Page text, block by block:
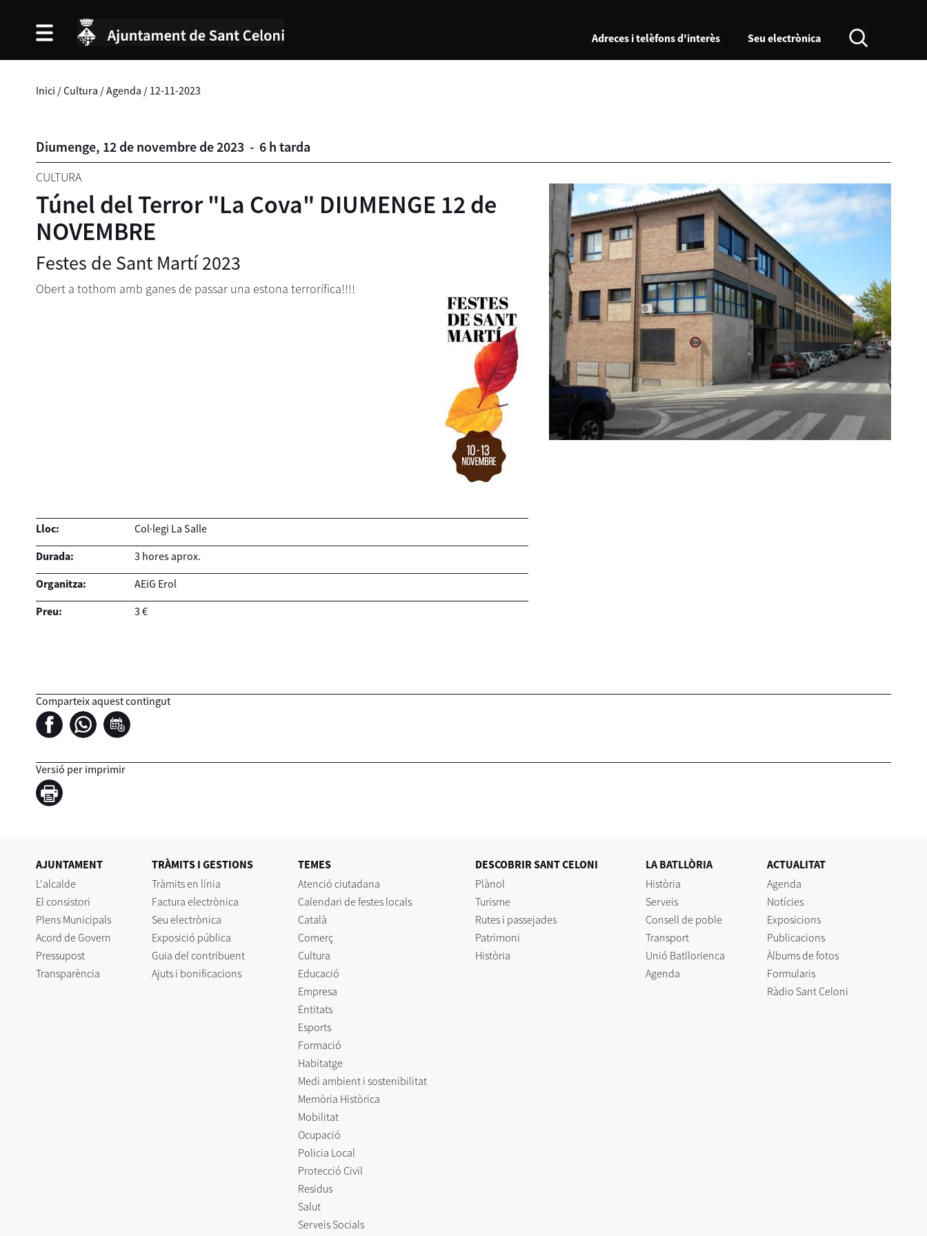
Adreces i telèfons d'interès Seu electrònica
Inici /Cultura /Agenda / 12-11-2023
Diumenge, 12 de novembre de2023 - 6 h tarda
CULTURA
Túnel del Terror "La Cova" DIUMENGE 12 de
NOVEMBRE
Festes de Sant Martí 2023
Obert a tothom amb ganes de passar una estona terrorífica!!!!
Lloc:
Col·legi La Salle
Durada:
3 hores aprox.
Organitza:
AEiG Erol
Preu:
3 €
Comparteix aquest contingut
Versió per imprimir
AJUNTAMENT
L'alcalde
El consistori
Plens Municipals
Acord de Govern
Pressupost
Transparència
TRÀMITS I GESTIONS
Tràmits en línia
Factura electrònica
Seu electrònica
Exposició pública
Guia del contribuent
Ajuts i bonificacions
TEMES
Atenció ciutadana
Calendari de festes locals
Català
Comerç
Cultura
Educació
Empresa
Entitats
Esports
Formació
Habitatge
Medi ambient i sostenibilitat
Memòria Històrica
Mobilitat
Ocupació
Policia Local
Protecció Civil
Residus
Salut
Serveis Socials
DESCOBRIR SANT CELONI
Plànol
Turisme
Rutes i passejades
Patrimoni
Història
LA BATLLÒRIA
Història
Serveis
Consell de poble
Transport
Unió Batllorienca
Agenda
ACTUALITAT
Agenda
Notícies
Exposicions
Publicacions
Àlbums de fotos
Formularis
Ràdio Sant Celoni